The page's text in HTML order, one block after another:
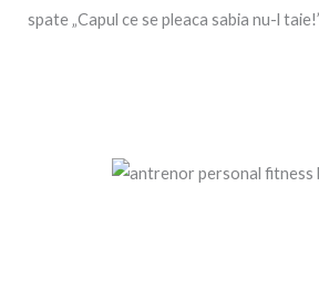
spate „Capul ce se pleaca sabia nu-l